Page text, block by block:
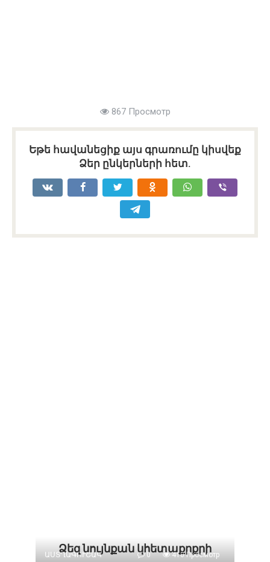
867 Просмотр
Եթե հավանեցիք այս գրառումը կիսվեք
Ձեր ընկերների հետ.
Ձեզ նույնքան կհետաքրքրի
ԱՍՏՂԱԳՈՒՇԱԿ 0 410 Просмотр